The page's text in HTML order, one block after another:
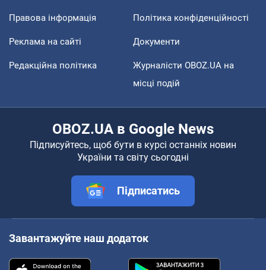
Правова інформація Політика конфіденційності
Реклама на сайті Документи
Редакційна політика
Журналісти OBOZ.UA на
місці подій
OBOZ.UA в Google News
Підписуйтесь, щоб бути в курсі останніх новин
України та світу сьогодні
Підписатись
Завантажуйте наш додаток